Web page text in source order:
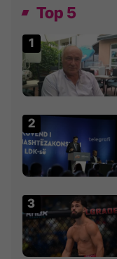
Top 5